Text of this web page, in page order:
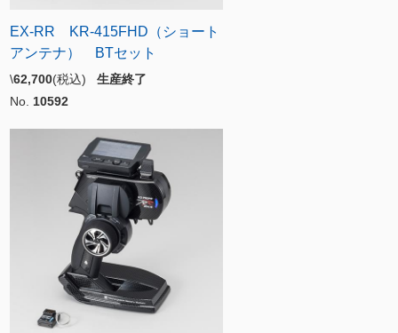
EX-RR KR-415FHD（ショート
アンテナ） BTセット
\62,700(税込) 生産終了
No. 10592